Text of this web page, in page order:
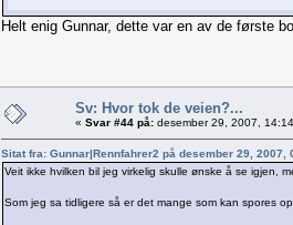
Helt enig Gunnar, dette var en av de første
Sv: Hvor tok de veien?...
« Svar #44 på: desember 29, 2007,
Sitat fra: Gunnar|Rennfahrer2 på desember 29, 2007,
Veit ikke hvilken bil jeg virkelig skulle ønske å se igjen,
Som jeg sa tidligere så er det mange som kan spores